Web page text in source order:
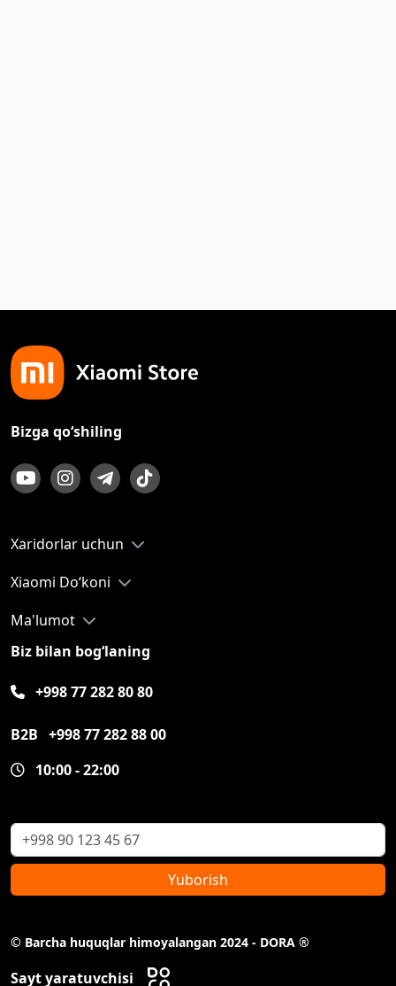
Bizga qo‘shiling
Xaridorlar uchun
Xiaomi Do‘koni
Ma'lumot
Biz bilan bog‘laning
+998 77 282 80 80
B2B +998 77 282 88 00
10:00 - 22:00
Yuborish
© Barcha huquqlar himoyalangan 2024 - DORA ®
Sayt yaratuvchisi